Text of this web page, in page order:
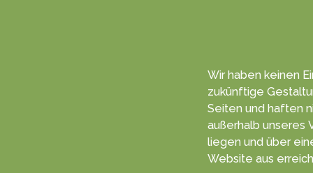
Wir haben keinen
zukünf­tige
Seiten und haften
außerhalb unseres
liegen und über einen Hyper­link von dieser
Web­site aus